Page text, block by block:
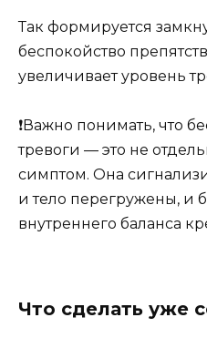
Так формируется
беспокойство
увеличивает уровень
❗Важно понимать, что
тревоги — это не
симптом. Она
и тело перегружены, и
внутреннего баланса
Что сделать уже